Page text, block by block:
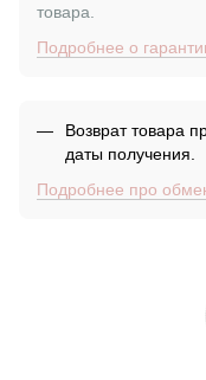
товара.
Подробнее о
Возврат товара
даты получения.
Подробнее про